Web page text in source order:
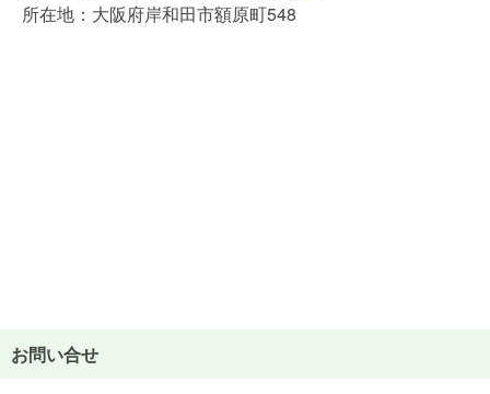
所在地：大阪府岸和田市額原町548
お問い合せ